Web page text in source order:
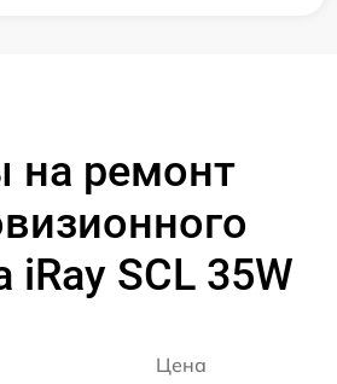
на ремонт
iRay SCL 35W
Цена